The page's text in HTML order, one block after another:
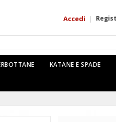
|
Accedi
KATANE E SPADE